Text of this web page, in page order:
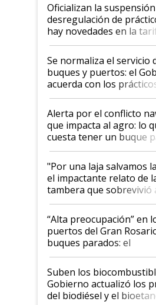
Oficializan la
desregulación de
hay novedades en la
la hidrovía
Se normaliza el servicio
buques y puertos: el
acuerda con los
suspende el decreto de
desregulación
Alerta por el conflicto
que impacta al agro: lo
cuesta tener un buque
y el peligro de que
pase a ser "país sucio"
"Por una laja salvamos
el impactante relato de
tambera que sobrevivió
tornado
“Alta preocupación” en
puertos del Gran
buques parados: el
funcionamiento de las
exportadoras en
la medida de fuerza de
prácticos
Suben los
Gobierno actualizó los
del biodiésel y el